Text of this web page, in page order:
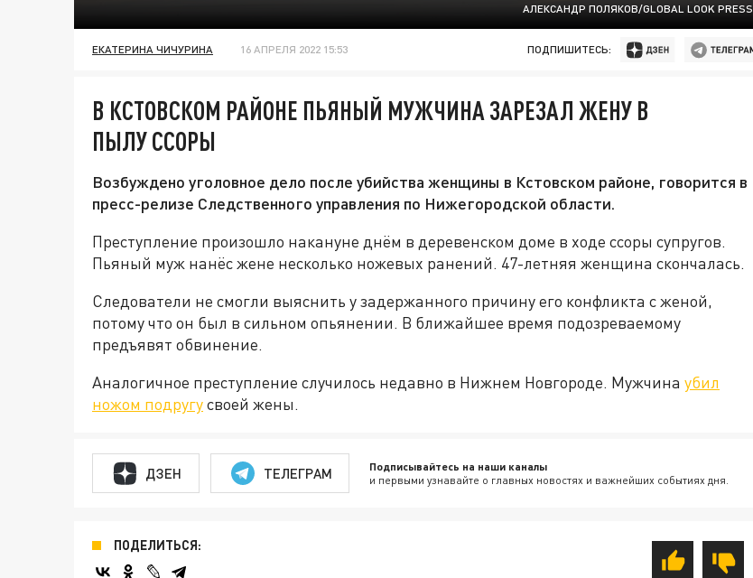
АЛЕКСАНДР ПОЛЯКОВ/GLOBAL LOOK PRESS
ЕКАТЕРИНА ЧИЧУРИНА 16 АПРЕЛЯ 2022 15:53 ПОДПИШИТЕСЬ:
В КСТОВСКОМ РАЙОНЕ ПЬЯНЫЙ МУЖЧИНА ЗАРЕЗАЛ ЖЕНУ В
ПЫЛУ ССОРЫ
Возбуждено уголовное дело после убийства женщины в Кстовском районе, говорится в
пресс-релизе Следственного управления по Нижегородской области.
Преступление произошло накануне днём в деревенском доме в ходе ссоры супругов.
Пьяный муж нанёс жене несколько ножевых ранений. 47-летняя женщина скончалась.
Следователи не смогли выяснить у задержанного причину его конфликта с женой,
потому что он был в сильном опьянении. В ближайшее время подозреваемому
предъявят обвинение.
Аналогичное преступление случилось недавно в Нижнем Новгороде. Мужчина убил
ножом подругусвоей жены.
ДЗЕН ТЕЛЕГРАМ Подписывайтесь на наши каналы
и первыми узнавайте о главных новостях и важнейших событиях дня.
ПОДЕЛИТЬСЯ: